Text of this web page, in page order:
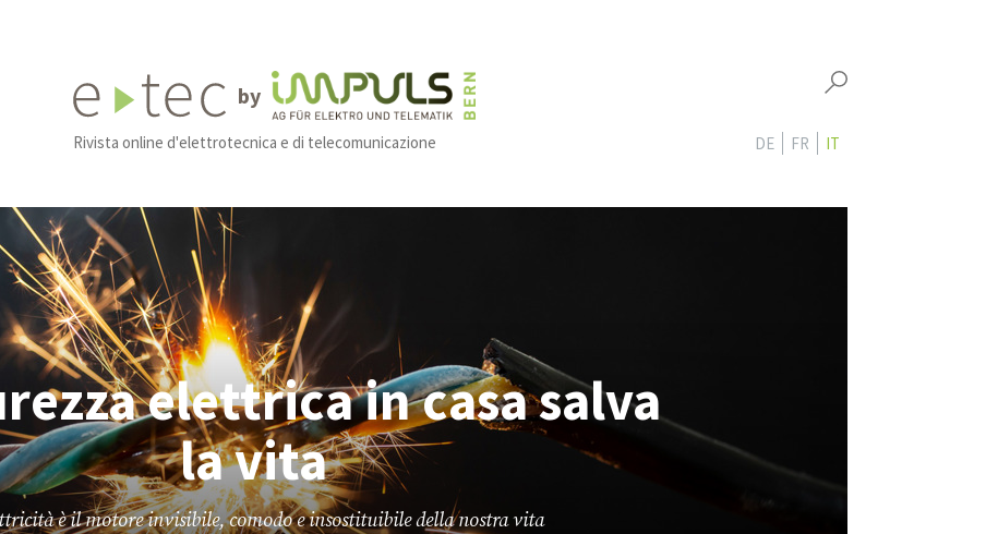
by
Rivista online d'elettrotecnica e di telecomunicazione DE FR IT
elettrica in casa salva
la vita
è il motore invisibile, comodo e insostituibile della nostra vita